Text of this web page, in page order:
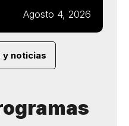
Agosto 4, 2026
y noticias